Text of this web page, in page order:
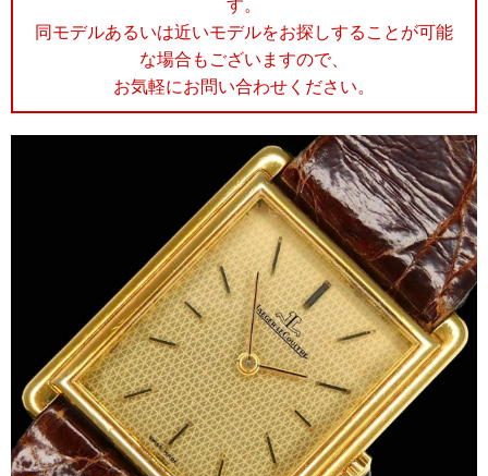
す。
同モデルあるいは近いモデルをお探しすることが可能
な場合もございますので、
お気軽にお問い合わせください。